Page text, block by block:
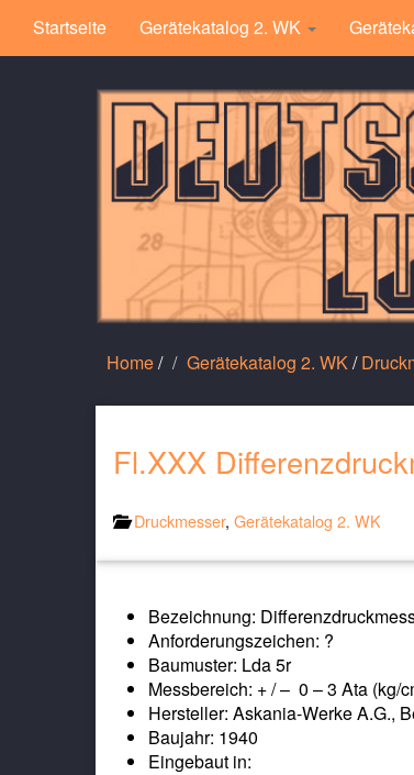
Startseite Gerätekatalog 2. WK
Home/ Gerätekatalog 2. WK /
Fl.XXX
Druckmesser, Gerätekatalog 2. WK
Bezeichnung:
Anforderungszeichen: ?
Baumuster: Lda 5r
Messbereich: + / – 0 – 3 Ata (kg/
Hersteller: Askania-Werke A.G.,
Baujahr: 1940
Eingebaut in: